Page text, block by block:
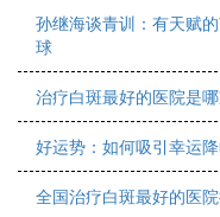
孙继海谈青训：有天赋
球
治疗白斑最好的医院是
好运势：如何吸引幸运
全国治疗白斑最好的医